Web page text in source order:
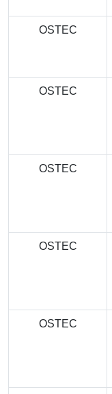
OSTEC
OSTEC
OSTEC
OSTEC
OSTEC